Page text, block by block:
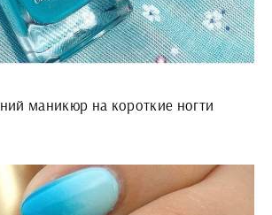
маникюр на короткие ногти